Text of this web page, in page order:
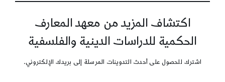
اكتشاف المزيد من معهد المعارف
الحكمية للدراسات الدينية والفلسفية
اشترك للحصول على أحدث التدوينات المرسلة إلى بريدك الإلكتروني.